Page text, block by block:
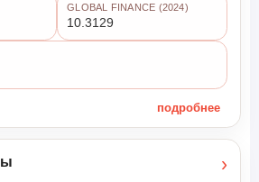
GLOBAL FINANCE (2024)
10.3129
подробнее
›